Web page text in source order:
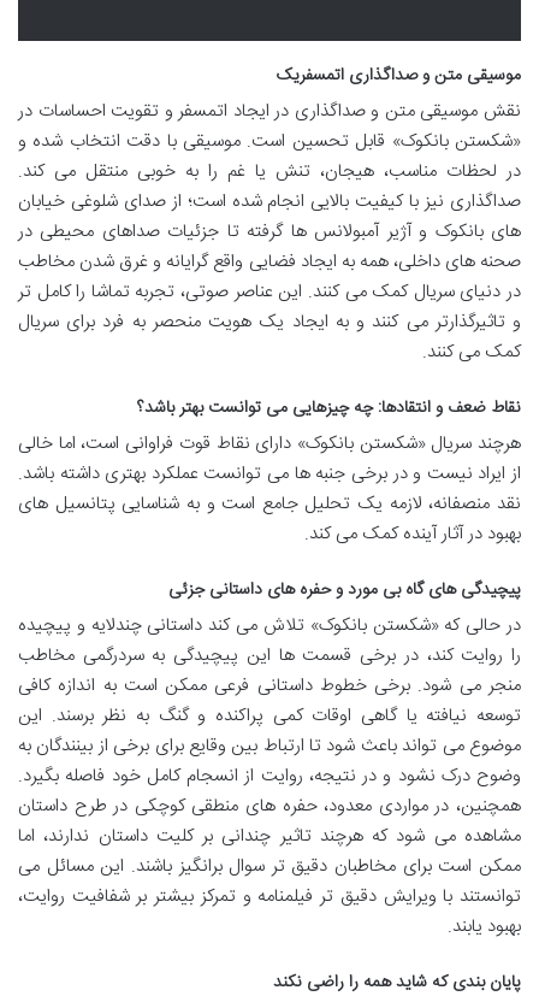
موسیقی متن و صداگذاری اتمسفریک
نقش موسیقی متن و صداگذاری در ایجاد اتمسفر و تقویت احساسات در
«شکستن بانکوک» قابل تحسین است. موسیقی با دقت انتخاب شده و
در لحظات مناسب، هیجان، تنش یا غم را به خوبی منتقل می کند.
صداگذاری نیز با کیفیت بالایی انجام شده است؛ از صدای شلوغی خیابان
های بانکوک و آژیر آمبولانس ها گرفته تا جزئیات صداهای محیطی در
صحنه های داخلی، همه به ایجاد فضایی واقع گرایانه و غرق شدن مخاطب
در دنیای سریال کمک می کنند. این عناصر صوتی، تجربه تماشا را کامل تر
و تاثیرگذارتر می کنند و به ایجاد یک هویت منحصر به فرد برای سریال
کمک می کنند.
نقاط ضعف و انتقادها: چه چیزهایی می توانست بهتر باشد؟
هرچند سریال «شکستن بانکوک» دارای نقاط قوت فراوانی است، اما خالی
از ایراد نیست و در برخی جنبه ها می توانست عملکرد بهتری داشته باشد.
نقد منصفانه، لازمه یک تحلیل جامع است و به شناسایی پتانسیل های
بهبود در آثار آینده کمک می کند.
پیچیدگی های گاه بی مورد و حفره های داستانی جزئی
در حالی که «شکستن بانکوک» تلاش می کند داستانی چندلایه و پیچیده
را روایت کند، در برخی قسمت ها این پیچیدگی به سردرگمی مخاطب
منجر می شود. برخی خطوط داستانی فرعی ممکن است به اندازه کافی
توسعه نیافته یا گاهی اوقات کمی پراکنده و گنگ به نظر برسند. این
موضوع می تواند باعث شود تا ارتباط بین وقایع برای برخی از بینندگان به
وضوح درک نشود و در نتیجه، روایت از انسجام کامل خود فاصله بگیرد.
همچنین، در مواردی معدود، حفره های منطقی کوچکی در طرح داستان
مشاهده می شود که هرچند تاثیر چندانی بر کلیت داستان ندارند، اما
ممکن است برای مخاطبان دقیق تر سوال برانگیز باشند. این مسائل می
توانستند با ویرایش دقیق تر فیلمنامه و تمرکز بیشتر بر شفافیت روایت،
بهبود یابند.
پایان بندی که شاید همه را راضی نکند